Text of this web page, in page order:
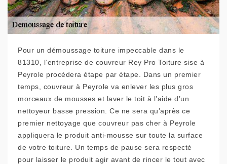
Pour un démoussage toiture impeccable dans le
81310, l’entreprise de couvreur Rey Pro Toiture sise à
Peyrole procédera étape par étape. Dans un premier
temps, couvreur à Peyrole va enlever les plus gros
morceaux de mousses et laver le toit à l’aide d’un
nettoyeur basse pression. Ce ne sera qu’après ce
premier nettoyage que couvreur pas cher à Peyrole
appliquera le produit anti-mousse sur toute la surface
de votre toiture. Un temps de pause sera respecté
pour laisser le produit agir avant de rincer le tout avec